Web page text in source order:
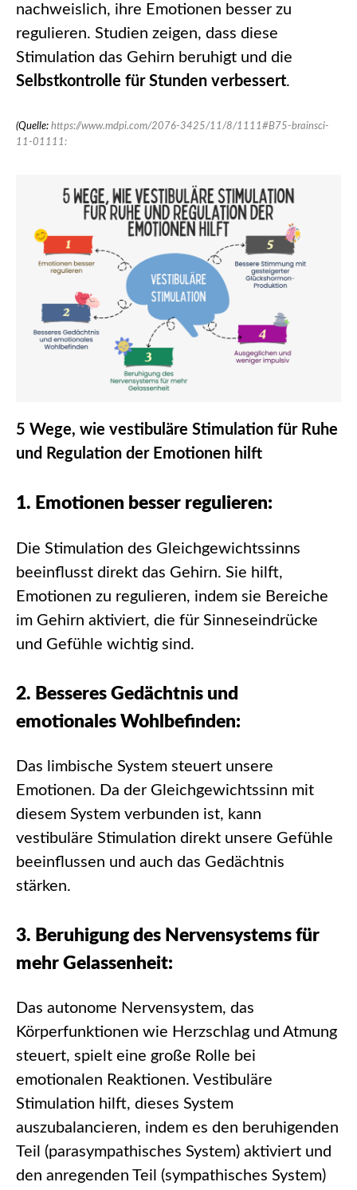
nachweislich, ihre Emotionen besser zu
regulieren. Studien zeigen, dass diese
Stimulation das Gehirn beruhigt und die
Selbstkontrolle für Stunden verbessert.
(Quelle: https://www.mdpi.com/2076-3425/11/8/1111#B75-brainsci-
11-01111:
5 Wege, wie vestibuläre Stimulation für Ruhe
und Regulation der Emotionen hilft
1. Emotionen besser regulieren:
Die Stimulation des Gleichgewichtssinns
beeinflusst direkt das Gehirn. Sie hilft,
Emotionen zu regulieren, indem sie Bereiche
im Gehirn aktiviert, die für Sinneseindrücke
und Gefühle wichtig sind.
2. Besseres Gedächtnis und
emotionales Wohlbefinden:
Das limbische System steuert unsere
Emotionen. Da der Gleichgewichtssinn mit
diesem System verbunden ist, kann
vestibuläre Stimulation direkt unsere Gefühle
beeinflussen und auch das Gedächtnis
stärken.
3. Beruhigung des Nervensystems für
mehr Gelassenheit:
Das autonome Nervensystem, das
Körperfunktionen wie Herzschlag und Atmung
steuert, spielt eine große Rolle bei
emotionalen Reaktionen. Vestibuläre
Stimulation hilft, dieses System
auszubalancieren, indem es den beruhigenden
Teil (parasympathisches System) aktiviert und
den anregenden Teil (sympathisches System)